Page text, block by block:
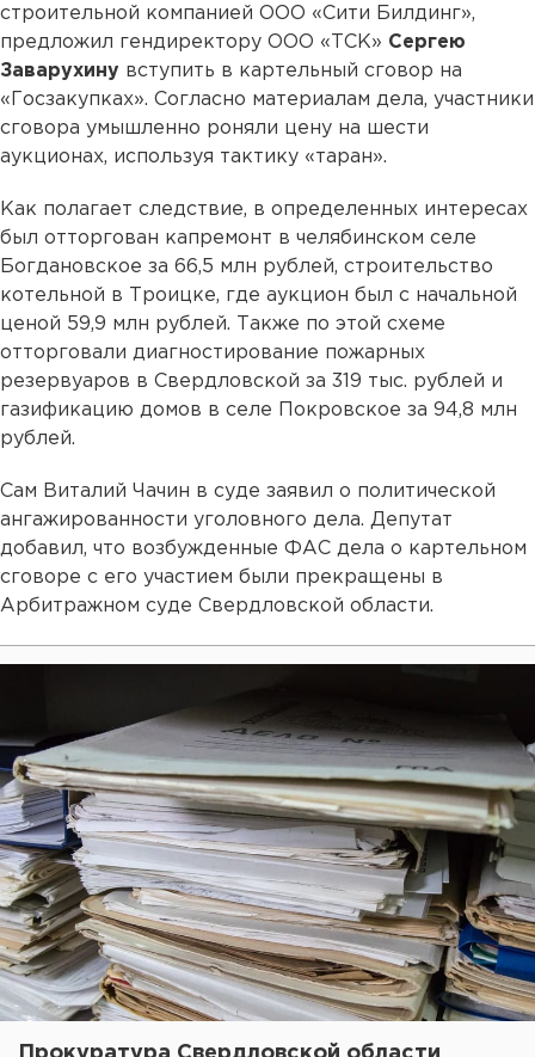
строительной компанией ООО «Сити Билдинг»,
предложил гендиректору ООО «ТСК» Сергею
Заварухину вступить в картельный сговор на
«Госзакупках». Согласно материалам дела, участники
сговора умышленно роняли цену на шести
аукционах, используя тактику «таран».
Как полагает следствие, в определенных интересах
был отторгован капремонт в челябинском селе
Богдановское за 66,5 млн рублей, строительство
котельной в Троицке, где аукцион был с начальной
ценой 59,9 млн рублей. Также по этой схеме
отторговали диагностирование пожарных
резервуаров в Свердловской за 319 тыс. рублей и
газификацию домов в селе Покровское за 94,8 млн
рублей.
Сам Виталий Чачин в суде заявил о политической
ангажированности уголовного дела. Депутат
добавил, что возбужденные ФАС дела о картельном
сговоре с его участием были прекращены в
Арбитражном суде Свердловской области.